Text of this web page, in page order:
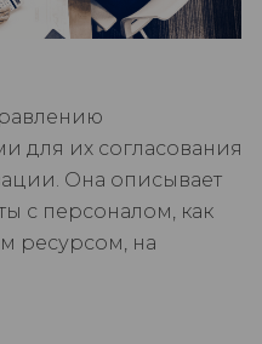
для их согласования
Она описывает
с персоналом, как
ресурсом, на